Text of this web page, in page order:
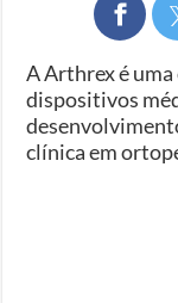
A Arthrex é
dispositivos
clínica em